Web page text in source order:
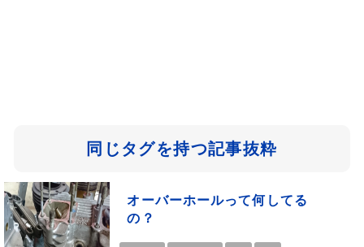
同じタグを持つ記事抜粋
オーバーホールって何してる
の？